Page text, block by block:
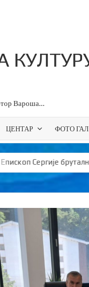
Вароша…
ЦЕНТАР ФОТО
поручио